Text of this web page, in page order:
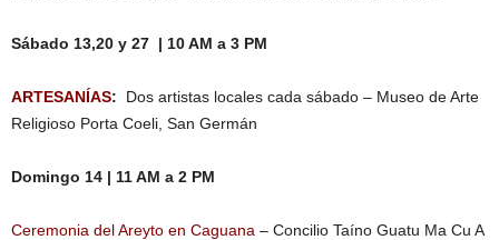
Sábado 13,20 y 27 | 10 AM a 3 PM
ARTESANÍAS: Dos artistas locales cada sábado – Museo de Arte
Religioso Porta Coeli, San Germán
Domingo 14 | 11 AM a 2 PM
Ceremonia del Areyto en Caguana – Concilio Taíno Guatu Ma Cu A